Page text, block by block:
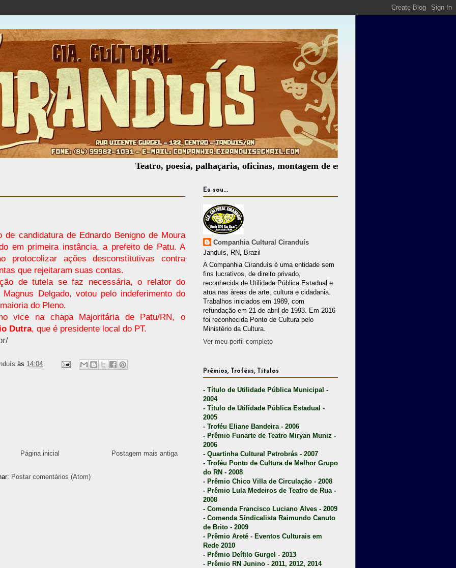
Teatro, poesia, palhaçaria, oficinas, montagem de espetáculos, assessoria cultural,
candidatura de Ednardo Benigno de Moura
em primeira instância, a prefeito de Patu. A
protocolizar ações desconstitutivas contra
que rejeitaram suas contas.
de tutela se faz necessária, o relator do
Delgado, votou pelo indeferimento do
do Pleno.
vice na chapa Majoritária de Patu/RN, o
Dutra, que é presidente local do PT.
às 14:04
Postagem mais antiga
Página inicial
Postar comentários (Atom)
Eu sou...
Companhia Cultural Ciranduís
Janduís, RN, Brazil
A Companhia Ciranduís é uma entidade sem
fins lucrativos, de direito privado,
reconhecida de Utilidade Pública Estadual e
atua nas àreas de arte, cultura e cidadania.
Trabalhos iniciados em 1989, com
refundação em 21 de abril de 1993. Em 2016
foi reconhecida Ponto de Cultura pelo
Ministério da Cultura.
Ver meu perfil completo
Prêmios, Troféus, Títulos
- Título de Utilidade Pública Municipal -
2004
- Título de Utilidade Pública Estadual -
2005
- Troféu Eliane Bandeira - 2006
- Prêmio Funarte de Teatro Miryan Muniz -
2006
- Quartinha Cultural Petrobrás - 2007
- Troféu Ponto de Cultura de Melhor Grupo
do RN - 2008
- Prêmio Chico Villa de Circulação - 2008
- Prêmio Lula Medeiros de Teatro de Rua -
2008
- Comenda Francisco Luciano Alves - 2009
- Comenda Sindicalista Raimundo Canuto
de Brito - 2009
- Prêmio Areté - Eventos Culturais em
Rede 2010
- Prêmio Deífilo Gurgel - 2013
- Prêmio RN Junino - 2011, 2012, 2014